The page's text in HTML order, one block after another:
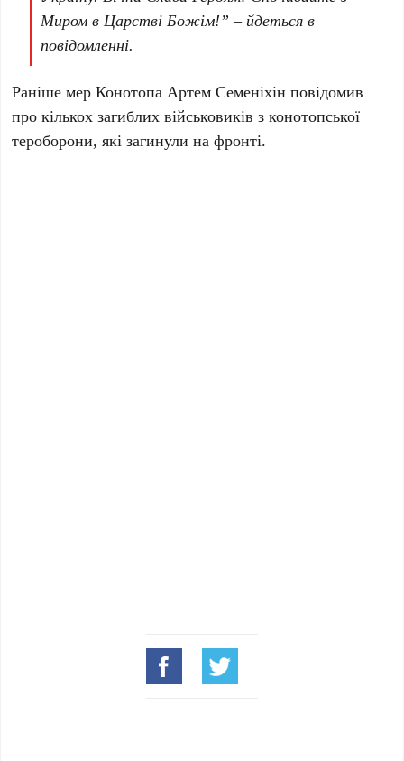
Миром в Царстві Божім!” – йдеться в
повідомленні.
Раніше мер Конотопа Артем Семеніхін повідомив
про кількох загиблих військовиків з конотопської
тероборони, які загинули на фронті.